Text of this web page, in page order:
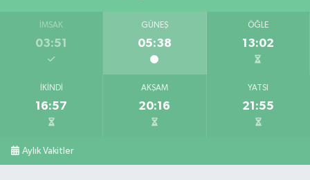
İMSAK
03:51
GÜNEŞ
05:38
ÖĞLE
13:02
İKINDI
16:57
AKŞAM
20:16
YATSI
21:55
Aylık Vakitler